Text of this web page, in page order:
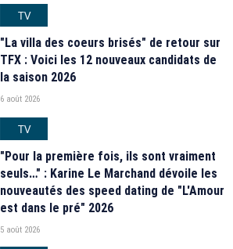
TV
"La villa des coeurs brisés" de retour sur
TFX : Voici les 12 nouveaux candidats de
la saison 2026
6 août 2026
TV
"Pour la première fois, ils sont vraiment
seuls…" : Karine Le Marchand dévoile les
nouveautés des speed dating de "L'Amour
est dans le pré" 2026
5 août 2026